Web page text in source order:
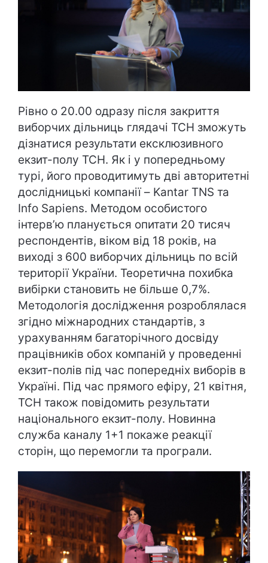
Рівно о 20.00 одразу після закриття
виборчих дільниць глядачі ТСН зможуть
дізнатися результати ексклюзивного
екзит-полу ТСН. Як і у попередньому
турі, його проводитимуть дві авторитетні
дослідницькі компанії – Kantar TNS та
Info Sapiens. Методом особистого
інтерв’ю планується опитати 20 тисяч
респондентів, віком від 18 років, на
виході з 600 виборчих дільниць по всій
території України. Теоретична похибка
вибірки становить не більше 0,7%.
Методологія дослідження розроблялася
згідно міжнародних стандартів, з
урахуванням багаторічного досвіду
працівників обох компаній у проведенні
екзит-полів під час попередніх виборів в
Україні. Під час прямого ефіру, 21 квітня,
ТСН також повідомить результати
національного екзит-полу. Новинна
служба каналу 1+1 покаже реакції
сторін, що перемогли та програли.